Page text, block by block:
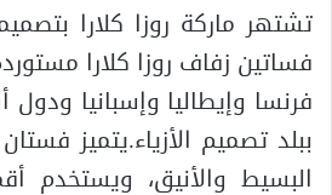
تشتهر ماركة روزا كلارا
فساتين زفاف روزا كلارا
فرنسا وإيطاليا وإسبانيا
ببلد تصميم الأزياء.يتميز
البسيط والأنيق، ويستخدم